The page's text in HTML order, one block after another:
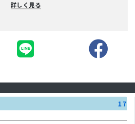
詳しく見る
17